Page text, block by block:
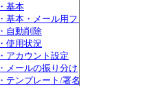
基本
基本・メール用ファイル
自動削除
使用状況
アカウント設定
メールの振り分け
テンプレート/署名